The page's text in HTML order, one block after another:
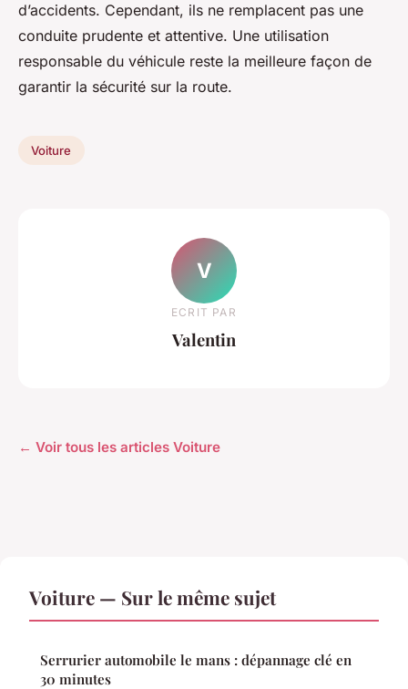
d’accidents. Cependant, ils ne remplacent pas une
conduite prudente et attentive. Une utilisation
responsable du véhicule reste la meilleure façon de
garantir la sécurité sur la route.
Voiture
V
ECRIT PAR
Valentin
← Voir tous les articles Voiture
Voiture — Sur le même sujet
Serrurier automobile le mans : dépannage clé en
30 minutes